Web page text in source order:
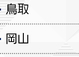
鳥取
岡山